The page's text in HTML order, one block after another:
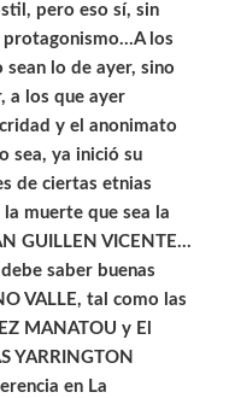
pero eso sí, sin
protagonismo…A los
sean lo de ayer, sino
a los que ayer
y el anonimato
sea, ya inició su
de ciertas etnias
muerte que sea la
GUILLEN VICENTE…
saber buenas
VALLE, tal como las
MANATOU y El
YARRINGTON
en La